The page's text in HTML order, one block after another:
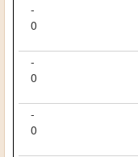
-
0
-
0
-
0